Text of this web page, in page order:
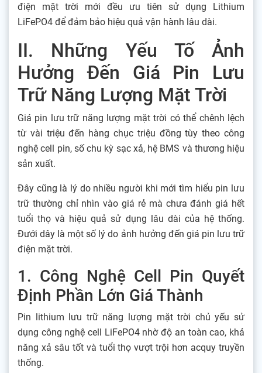
điện mặt trời mới đều ưu tiên sử dụng Lithium
LiFePO4 để đảm bảo hiệu quả vận hành lâu dài.
II. Những Yếu Tố Ảnh
Hưởng Đến Giá Pin Lưu
Trữ Năng Lượng Mặt Trời
Giá pin lưu trữ năng lượng mặt trời có thể chênh lệch
từ vài triệu đến hàng chục triệu đồng tùy theo công
nghệ cell pin, số chu kỳ sạc xả, hệ BMS và thương hiệu
sản xuất.
Đây cũng là lý do nhiều người khi mới tìm hiểu pin lưu
trữ thường chỉ nhìn vào giá rẻ mà chưa đánh giá hết
tuổi thọ và hiệu quả sử dụng lâu dài của hệ thống.
Đưới dây là một số lý do ảnh hưởng đến giá pin lưu trữ
điện mặt trời.
1. Công Nghệ Cell Pin Quyết
Định Phần Lớn Giá Thành
Pin lithium lưu trữ năng lượng mặt trời chủ yếu sử
dụng công nghệ cell LiFePO4 nhờ độ an toàn cao, khả
năng xả sâu tốt và tuổi thọ vượt trội hơn acquy truyền
thống.